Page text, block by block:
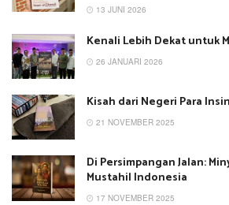
13 JUNI 2026
Kenali Lebih Dekat untuk
26 JANUARI 2026
Kisah dari Negeri Para
21 NOVEMBER 2025
Di Persimpangan Jalan:
Mustahil Indonesia
17 NOVEMBER 2025